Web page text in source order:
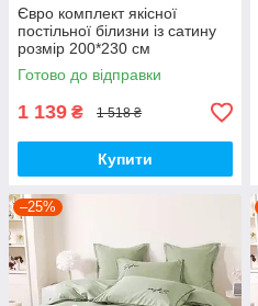
Євро комплект якісної
постільної білизни із сатину
розмір 200*230 см
Готово до відправки
1 139 ₴ 1 518 ₴
Купити
–25%